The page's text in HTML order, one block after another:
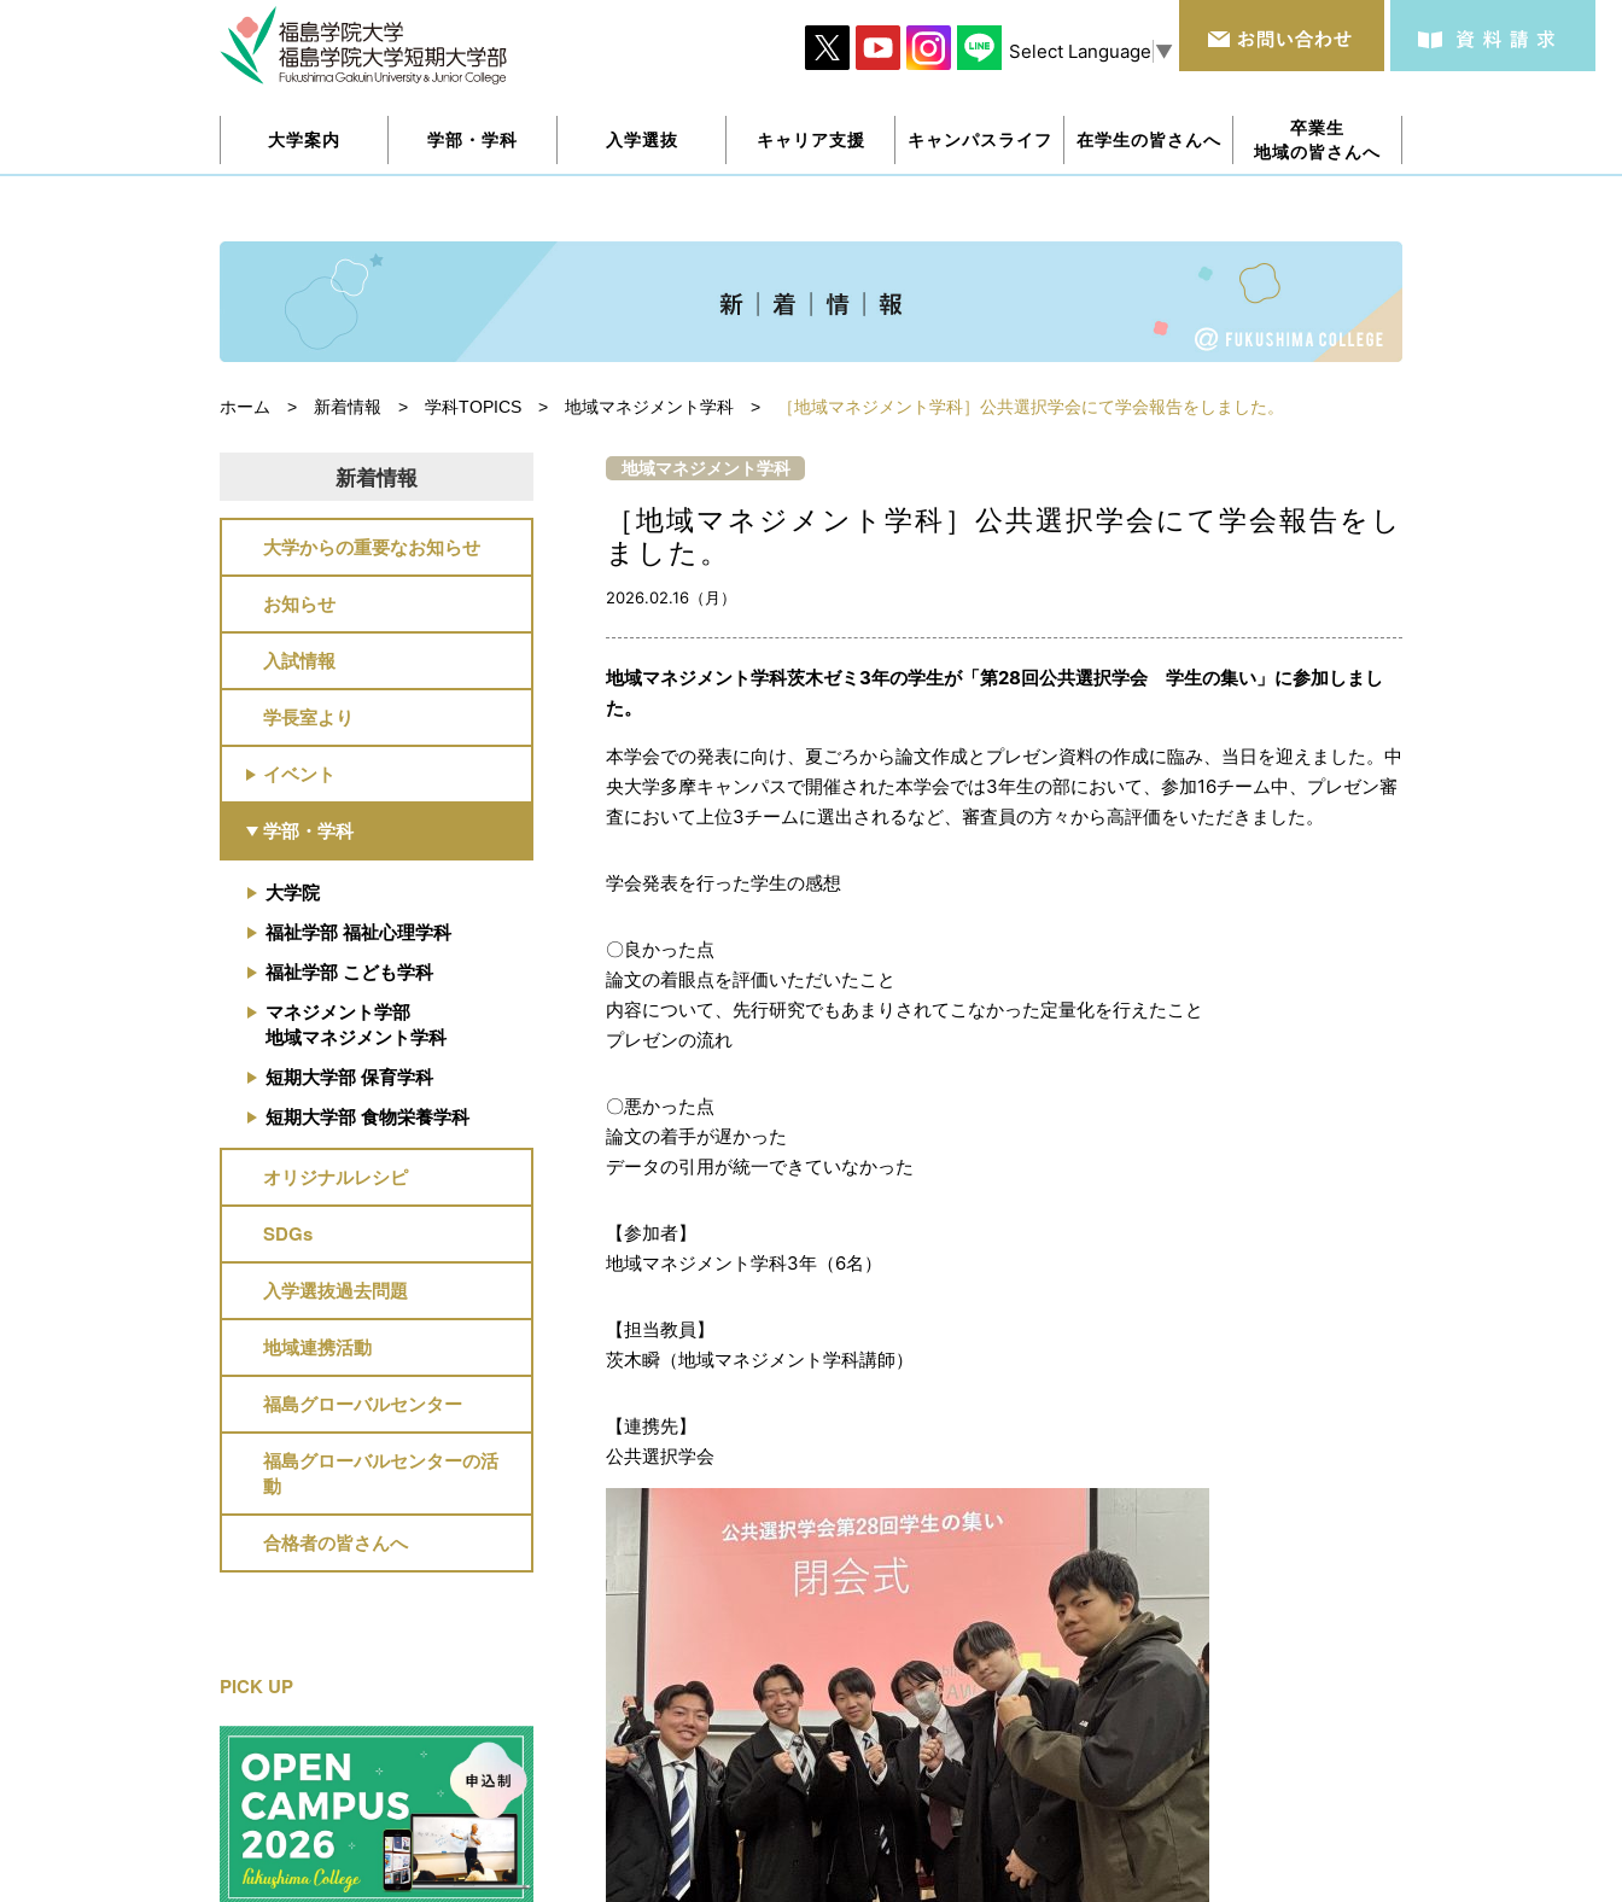
Select Language ▼
大学案内 学部・学科 入学選抜 キャリア支援 キャンパスライフ 在学生の皆さんへ
卒業生
地域の皆さんへ
ホーム > 新着情報 > 学科TOPICS > 地域マネジメント学科 > ［地域マネジメント学科］公共選択学会にて学会報告をしました。
新着情報
大学からの重要なお知らせ
お知らせ
入試情報
学長室より
イベント
学部・学科
大学院
福祉学部 福祉心理学科
福祉学部 こども学科
マネジメント学部
地域マネジメント学科
短期大学部 保育学科
短期大学部 食物栄養学科
オリジナルレシピ
SDGs
入学選抜過去問題
地域連携活動
福島グローバルセンター
福島グローバルセンターの活
動
合格者の皆さんへ
PICK UP
地域マネジメント学科
［地域マネジメント学科］公共選択学会にて学会報告をし
ました。
2026.02.16（月）
地域マネジメント学科茨木ゼミ3年の学生が「第28回公共選択学会 学生の集い」に参加しまし
た。
本学会での発表に向け、夏ごろから論文作成とプレゼン資料の作成に臨み、当日を迎えました。中
央大学多摩キャンパスで開催された本学会では3年生の部において、参加16チーム中、プレゼン審
査において上位3チームに選出されるなど、審査員の方々から高評価をいただきました。
学会発表を行った学生の感想
〇良かった点
論文の着眼点を評価いただいたこと
内容について、先行研究でもあまりされてこなかった定量化を行えたこと
プレゼンの流れ
〇悪かった点
論文の着手が遅かった
データの引用が統一できていなかった
【参加者】
地域マネジメント学科3年（6名）
【担当教員】
茨木瞬（地域マネジメント学科講師）
【連携先】
公共選択学会